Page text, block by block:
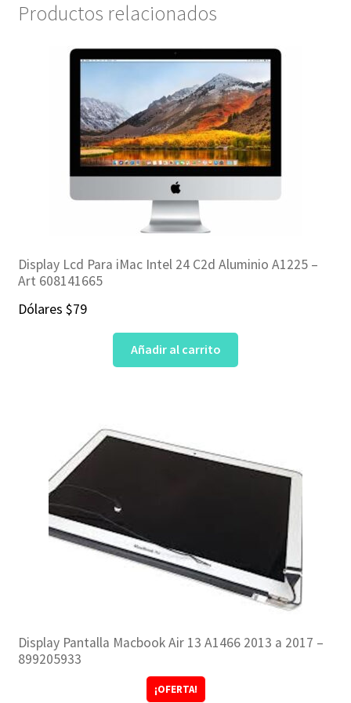
Productos relacionados
Display Lcd Para iMac Intel 24 C2d Aluminio A1225 –
Art 608141665
Dólares $79
Añadir al carrito
Display Pantalla Macbook Air 13 A1466 2013 a 2017 –
899205933
¡OFERTA!